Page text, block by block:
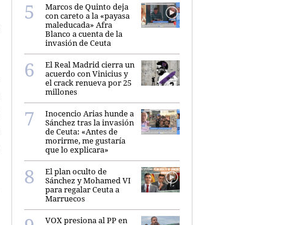
Marcos de Quinto deja
con careto a la «payasa
maleducada» Afra
Blanco a cuenta de la
invasión de Ceuta
El Real Madrid cierra un
acuerdo con Vinicius y
el crack renueva por 25
millones
Inocencio Arias hunde a
Sánchez tras la invasión
de Ceuta: «Antes de
morirme, me gustaría
que lo explicara»
El plan oculto de
Sánchez y Mohamed VI
para regalar Ceuta a
Marruecos
VOX presiona al PP en